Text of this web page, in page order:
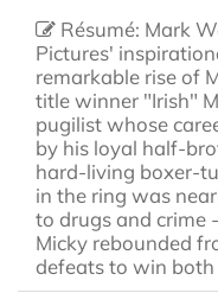
Résumé: Mark
Pictures'
remarkable rise of
title winner "Irish"
pugilist whose
by his loyal half-
hard-living boxer-
in the ring was
to drugs and crime
Micky rebounded
defeats to win both